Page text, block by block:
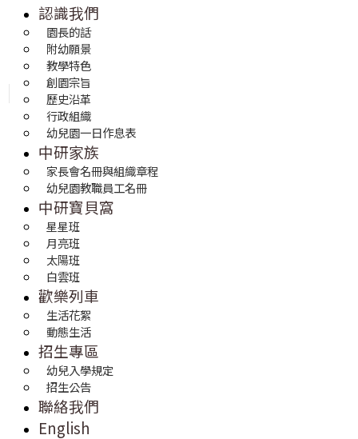
認識我們
園長的話
附幼願景
教學特色
創園宗旨
歷史沿革
行政組織
幼兒園一日作息表
中研家族
家長會名冊與組織章程
幼兒園教職員工名冊
中研寶貝窩
星星班
月亮班
太陽班
白雲班
歡樂列車
生活花絮
動態生活
招生專區
幼兒入學規定
招生公告
聯絡我們
English